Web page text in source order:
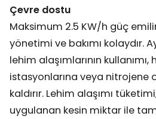
Çevre dostu
Maksimum 2.5 KW/h güç
yönetimi ve bakımı kolaydır.
lehim alaşımlarının
istasyonlarına veya nitrojene
kaldırır. Lehim alaşımı
uygulanan kesin miktar ile